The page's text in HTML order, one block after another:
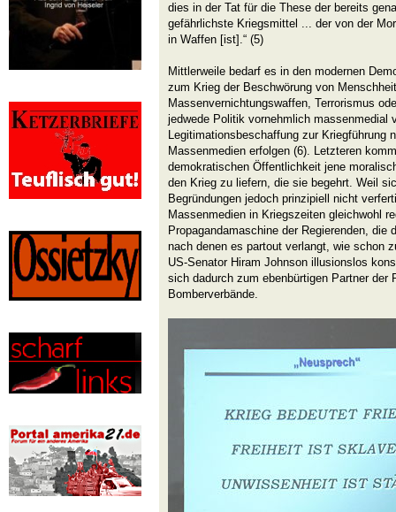
dies in der Tat für die These der bereits
gefährlichste Kriegsmittel ... der von der
in Waffen [ist].“ (5)
Mittlerweile bedarf es in den modernen
zum Krieg der Beschwörung von
Massenvernichtungswaffen, Terrorismus
jedwede Politik vornehmlich massenmedial
Legitimationsbeschaffung zur Kriegführung
Massenmedien erfolgen (6). Letzteren
demokratischen Öffentlichkeit jene
den Krieg zu liefern, die sie begehrt. Weil
Begründungen jedoch prinzipiell nicht
Massenmedien in Kriegszeiten gleichwohl
Propagandamaschine der Regierenden, die
nach denen es partout verlangt, wie schon
US-Senator Hiram Johnson illusionslos
sich dadurch zum ebenbürtigen Partner der
Bomberverbände.